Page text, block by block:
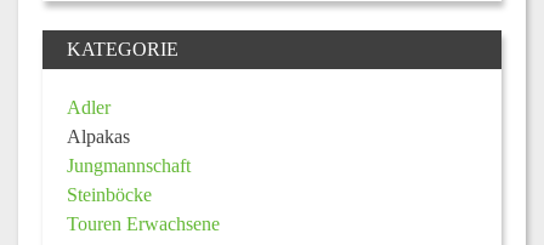
KATEGORIE
Adler
Alpakas
Jungmannschaft
Steinböcke
Touren Erwachsene